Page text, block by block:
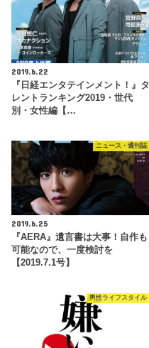
2019.6.22
『日経エンタテインメント！』タ
レントランキング2019・世代
別・女性編【…
ニュース・週刊誌
2019.6.25
『AERA』遺言書は大事！自作も
可能なので、一度検討を
【2019.7.1号】
男性ライフスタイル